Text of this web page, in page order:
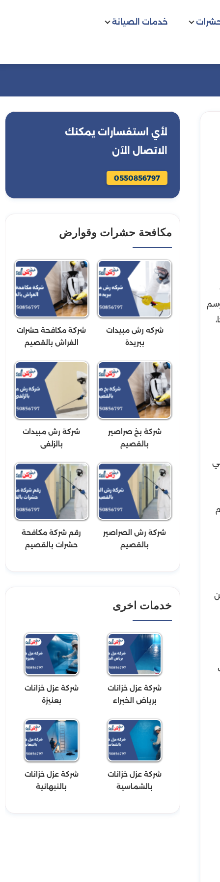
خدمات الصيانة
لأي استفسارات يمكنك
الاتصال الآن
0550856797
مكافحة حشرات وقوارض
شركه رش مبيدات
ببريدة
شركة مكافحة حشرات
الفراش بالقصيم
شركة بخ صراصير
بالقصيم
شركة رش مبيدات
بالزلفى
شركة رش الصراصير
بالقصيم
رقم شركة مكافحة
حشرات بالقصيم
خدمات اخرى
شركة عزل خزانات
برياض الخبراء
شركة عزل خزانات
بعنيزة
شركة عزل خزانات
بالشماسية
شركة عزل خزانات
بالنبهانية